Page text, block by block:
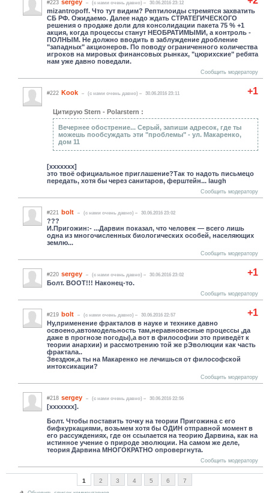
#223 sergey (c нами очень давно) 30.06.2016 23:12
mizantropoff. Что тут видим? Рептилоиды стремятся захватить
СБ РФ. Ожидаемо. Далее надо ждать СТРАТЕГИЧЕСКОГО
решения о продаже доли для консолидации пакета 75 % +1
акция, когда процессы станут НЕОБРАТИМЫМИ, а контроль -
ПОЛНЫМ. Не должно вводить в заблуждение дробление
"западных" акционеров. По поводу ограниченного количества
игроков на мировых финансовых рынках, "цюрихские" ребята
нам уже давно поведали.
Сообщить модератору
+1
#222 Kook (c нами очень давно) 30.06.2016 23:11
Цитирую Stern - Polarstern :
Вечернее обострение... Серый, запиши адресок, где ты
можешь пообсуждать эти "проблемы" - ул. Макаренко,
дом 11
[xxxxxxx]
это твоё официальное приглашение?Так то надоть письмецо
передать, хотя бы через санитаров, ферштейн... laugh
Сообщить модератору
#221 bolt (c нами очень давно) 30.06.2016 23:02
???
И.Пригожин:- ...Дарвин показал, что человек — всего лишь
одна из многочисленных биологических особей, населяющих
землю...
Сообщить модератору
+1
#220 sergey (c нами очень давно) 30.06.2016 23:02
Болт. ВООТ!!! Наконец-то.
Сообщить модератору
+1
#219 bolt (c нами очень давно) 30.06.2016 22:57
Ну,применение фракталов в науке и технике давно
освоено,автомодельность там,неравновесные процессы ,да
даже в прогнозе погоды),а вот в философии это приведёт к
теории анархии) и рассмотрению той же рЭволюции как часть
фрактала..
Звездюк,а ты на Макаренко не лечишься от философской
интоксикации?
Сообщить модератору
#218 sergey (c нами очень давно) 30.06.2016 22:56
[xxxxxxx].
Болт. Чтобы поставить точку на теории Пригожина с его
бифкуркациями, возьмем хотя бы ОДИН отправной момент в
его рассуждениях, где он ссылается на теорию Дарвина, как на
истинное учение о природе эволюции. На самом же деле,
теория Дарвина МНОГОКРАТНО опровергнута.
Сообщить модератору
1 2 3 4 5 6 7